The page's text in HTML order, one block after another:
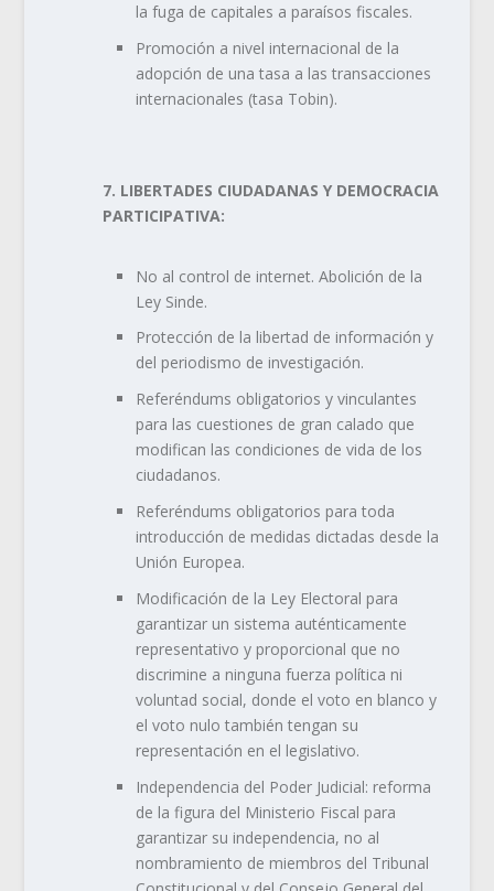
la fuga de capitales a paraísos fiscales.
Promoción a nivel internacional de la
adopción de una tasa a las transacciones
internacionales (tasa Tobin).
7. LIBERTADES CIUDADANAS Y DEMOCRACIA
PARTICIPATIVA:
No al control de internet. Abolición de la
Ley Sinde.
Protección de la libertad de información y
del periodismo de investigación.
Referéndums obligatorios y vinculantes
para las cuestiones de gran calado que
modifican las condiciones de vida de los
ciudadanos.
Referéndums obligatorios para toda
introducción de medidas dictadas desde la
Unión Europea.
Modificación de la Ley Electoral para
garantizar un sistema auténticamente
representativo y proporcional que no
discrimine a ninguna fuerza política ni
voluntad social, donde el voto en blanco y
el voto nulo también tengan su
representación en el legislativo.
Independencia del Poder Judicial: reforma
de la figura del Ministerio Fiscal para
garantizar su independencia, no al
nombramiento de miembros del Tribunal